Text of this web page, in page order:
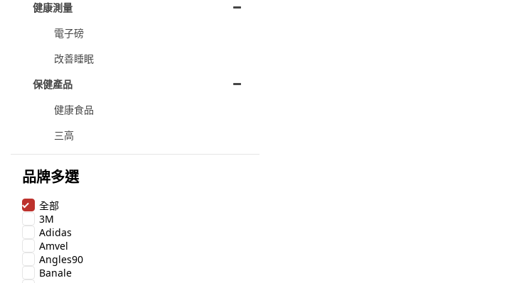
健康測量
電子磅
改善睡眠
保健產品
健康食品
三高
品牌多選
全部
3M
Adidas
Amvel
Angles90
Banale